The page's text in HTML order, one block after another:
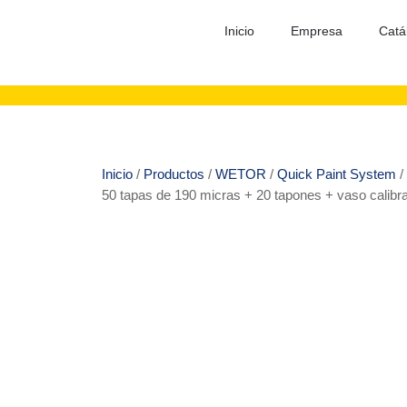
Inicio Empresa
Inicio / Productos / WETOR / Quick Paint System /
50 tapas de 190 micras + 20 tapones + vaso